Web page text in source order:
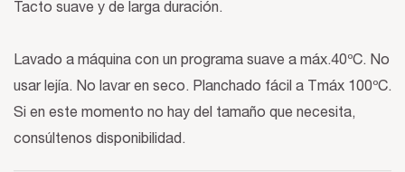
Tacto suave y de larga duración.
Lavado a máquina con un programa suave a máx.40ºC. No
usar lejía. No lavar en seco. Planchado fácil a Tmáx 100ºC.
Si en este momento no hay del tamaño que necesita,
consúltenos disponibilidad.